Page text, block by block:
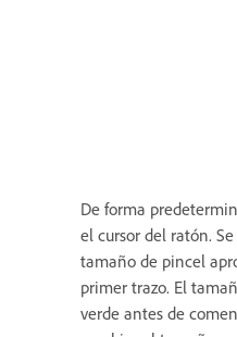
De forma
el cursor del ratón.
tamaño de pincel
primer trazo. El
verde antes de